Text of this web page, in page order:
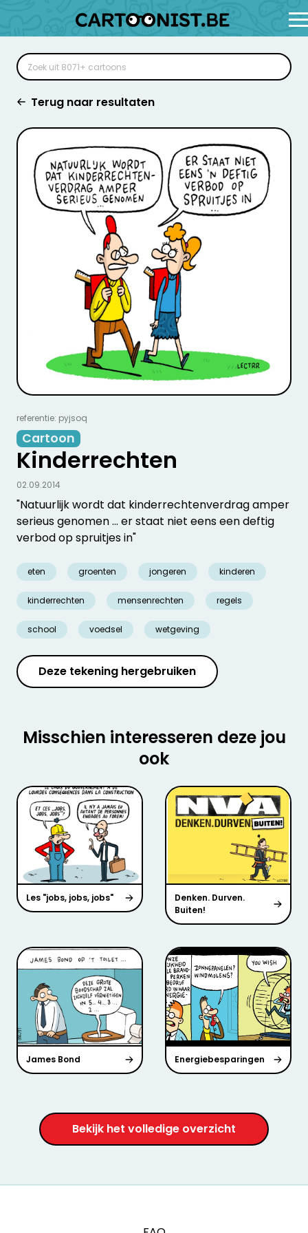
Terug naar resultaten
referentie: pyjsoq
Cartoon
Kinderrechten
"Natuurlijk wordt dat kinderrechtenverdrag amper
serieus genomen ... er staat niet eens een deftig
verbod op spruitjes in"
eten groenten jongeren kinderen
kinderrechten mensenrechten regels
school voedsel wetgeving
02.09.2014
Deze tekening hergebruiken
Misschien interesseren deze jou
ook
Les "jobs, jobs, jobs"
Denken. Durven.
Buiten!
James Bond Energiebesparingen
Bekijk het volledige overzicht